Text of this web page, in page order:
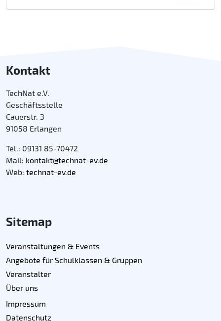
Kontakt
TechNat e.V.
Geschäftsstelle
Cauerstr. 3
91058 Erlangen
Tel.: 09131 85-70472
Mail: kontakt@technat-ev.de
Web: technat-ev.de
Sitemap
Veranstaltungen & Events
Angebote für Schulklassen & Gruppen
Veranstalter
Über uns
Impressum
Datenschutz